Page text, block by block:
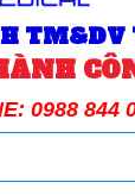
TM&DV
0988 844